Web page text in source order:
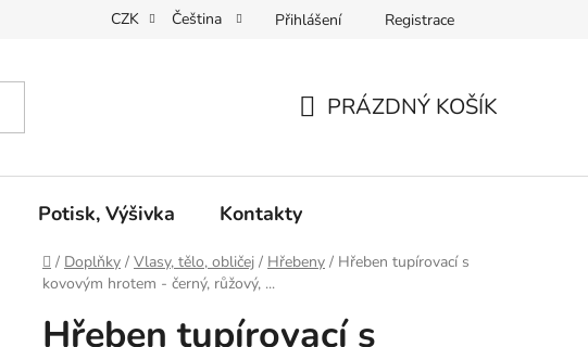
REKLAMACE
CZK Čeština Přihlášení Registrace
KOŠÍK
PRÁZDNÝ KOŠÍK
Potisk, Výšivka Kontakty
Domů
/ Doplňky / Vlasy, tělo, obličej / Hřebeny / Hřeben tupírovací s
kovovým hrotem - černý, růžový, ...
Hřeben tupírovací s